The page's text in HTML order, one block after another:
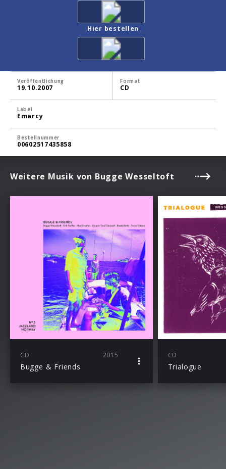
Hier bestellen
Veröffentlichung
19.10.2007
Format
CD
Label
Emarcy
Bestellnummer
00602517435858
Weitere Musik von Bugge Wesseltoft
CD 2015
Bugge & Friends
CD
Trialogue